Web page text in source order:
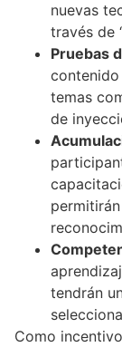
nuevas
través de
Pruebas
temas
de
tendrán
Como